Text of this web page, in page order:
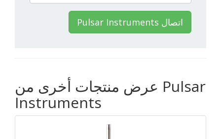
Pulsar Instruments اتصال
عرض منتجات أخرى من Pulsar
Instruments